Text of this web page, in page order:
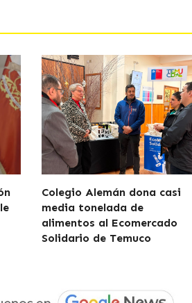
Colegio Alemán dona casi
media tonelada de
alimentos al Ecomercado
Solidario de Temuco